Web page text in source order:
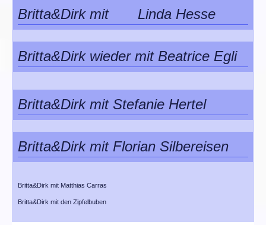
Britta&Dirk mit Linda Hesse
Britta&Dirk wieder mit Beatrice Egli
Britta&Dirk mit Stefanie Hertel
Britta&Dirk mit Florian Silbereisen
Britta&Dirk mit Matthias Carras
Britta&Dirk mit den Zipfelbuben